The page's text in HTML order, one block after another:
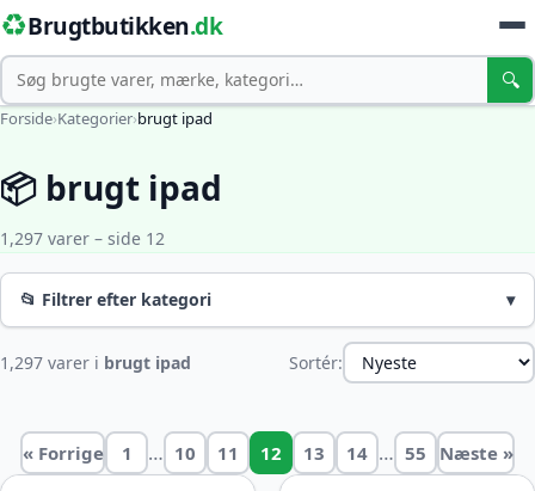
♻️Brugtbutikken.dk
Søg 🔍
Forside›Kategorier›brugt ipad
📦 brugt ipad
1,297 varer – side 12
📂 Filtrer efter kategori ▾
1,297 varer i brugt ipad Sortér:
« Forrige 1 … 10 11 12 13 14 … 55 Næste »